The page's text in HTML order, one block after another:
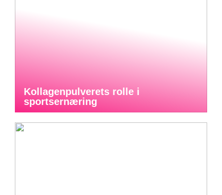
Kollagenpulverets rolle i
sportsernæring